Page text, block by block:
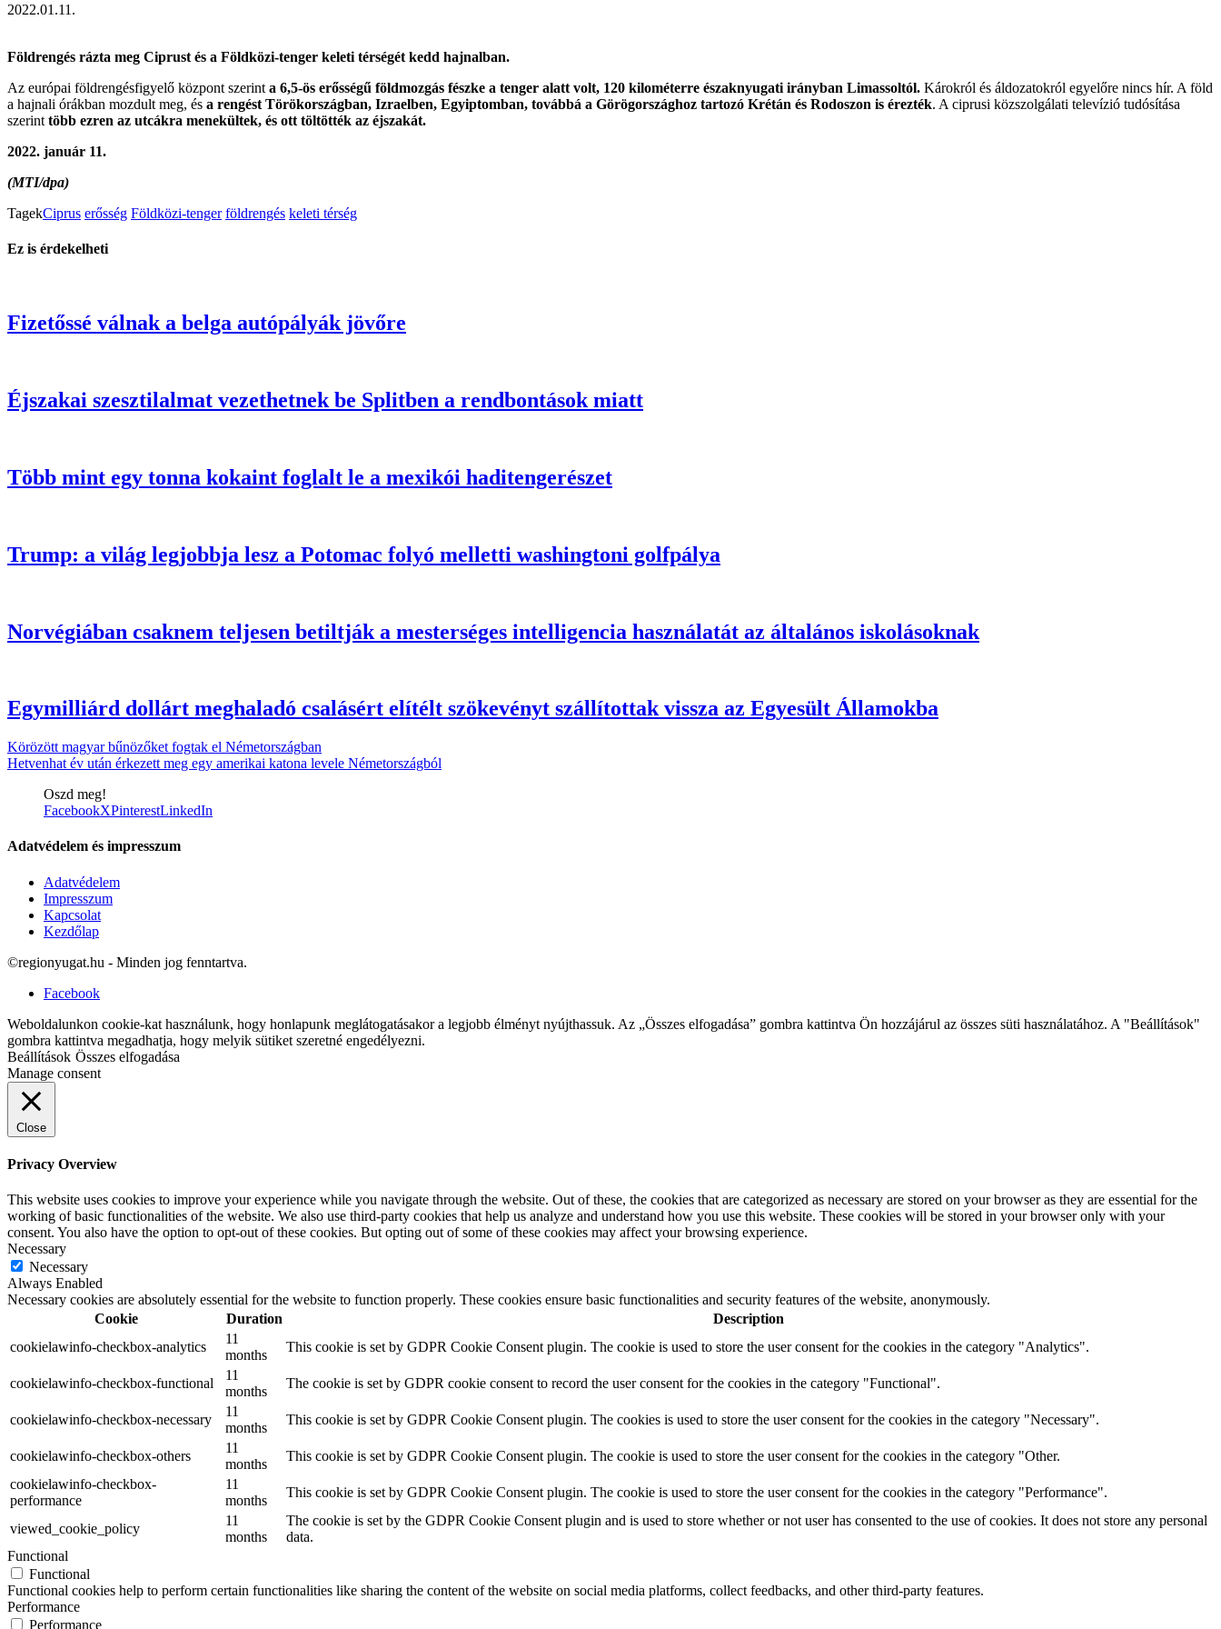
2022.01.11.
Földrengés rázta meg Ciprust és a Földközi-tenger keleti térségét kedd hajnalban.
Az európai földrengésfigyelő központ szerint a 6,5-ös erősségű földmozgás fészke a tenger alatt volt, 120 kilométerre északnyugati irányban Limassoltól. Károkról és áldozatokról egyelőre nincs hír. A föld
a hajnali órákban mozdult meg, és a rengést Törökországban, Izraelben, Egyiptomban, továbbá a Görögországhoz tartozó Krétán és Rodoszon is érezték. A ciprusi közszolgálati televízió tudósítása
szerint több ezren az utcákra menekültek, és ott töltötték az éjszakát.
2022. január 11.
(MTI/dpa)
TagekCiprus erősség Földközi-tenger földrengés keleti térség
Ez is érdekelheti
Fizetőssé válnak a belga autópályák jövőre
Éjszakai szesztilalmat vezethetnek be Splitben a rendbontások miatt
Több mint egy tonna kokaint foglalt le a mexikói haditengerészet
Trump: a világ legjobbja lesz a Potomac folyó melletti washingtoni golfpálya
Norvégiában csaknem teljesen betiltják a mesterséges intelligencia használatát az általános iskolásoknak
Egymilliárd dollárt meghaladó csalásért elítélt szökevényt szállítottak vissza az Egyesült Államokba
Körözött magyar bűnözőket fogtak el Németországban
Hetvenhat év után érkezett meg egy amerikai katona levele Németországból
Oszd meg!
FacebookXPinterestLinkedIn
Adatvédelem és impresszum
Adatvédelem
Impresszum
Kapcsolat
Kezdőlap
©regionyugat.hu - Minden jog fenntartva.
Facebook
Weboldalunkon cookie-kat használunk, hogy honlapunk meglátogatásakor a legjobb élményt nyújthassuk. Az „Összes elfogadása” gombra kattintva Ön hozzájárul az összes süti használatához. A "Beállítások"
gombra kattintva megadhatja, hogy melyik sütiket szeretné engedélyezni.
Beállítások Összes elfogadása
Manage consent
Close
Privacy Overview
This website uses cookies to improve your experience while you navigate through the website. Out of these, the cookies that are categorized as necessary are stored on your browser as they are essential for the
working of basic functionalities of the website. We also use third-party cookies that help us analyze and understand how you use this website. These cookies will be stored in your browser only with your
consent. You also have the option to opt-out of these cookies. But opting out of some of these cookies may affect your browsing experience.
Necessary
Necessary
Always Enabled
Necessary cookies are absolutely essential for the website to function properly. These cookies ensure basic functionalities and security features of the website, anonymously.
Cookie
Duration
Description
cookielawinfo-checkbox-analytics
11
months
This cookie is set by GDPR Cookie Consent plugin. The cookie is used to store the user consent for the cookies in the category "Analytics".
cookielawinfo-checkbox-functional
11
months
The cookie is set by GDPR cookie consent to record the user consent for the cookies in the category "Functional".
cookielawinfo-checkbox-necessary
11
months
This cookie is set by GDPR Cookie Consent plugin. The cookies is used to store the user consent for the cookies in the category "Necessary".
cookielawinfo-checkbox-others
11
months
This cookie is set by GDPR Cookie Consent plugin. The cookie is used to store the user consent for the cookies in the category "Other.
cookielawinfo-checkbox-
performance
11
months
This cookie is set by GDPR Cookie Consent plugin. The cookie is used to store the user consent for the cookies in the category "Performance".
viewed_cookie_policy
11
months
The cookie is set by the GDPR Cookie Consent plugin and is used to store whether or not user has consented to the use of cookies. It does not store any personal
data.
Functional
Functional
Functional cookies help to perform certain functionalities like sharing the content of the website on social media platforms, collect feedbacks, and other third-party features.
Performance
Performance